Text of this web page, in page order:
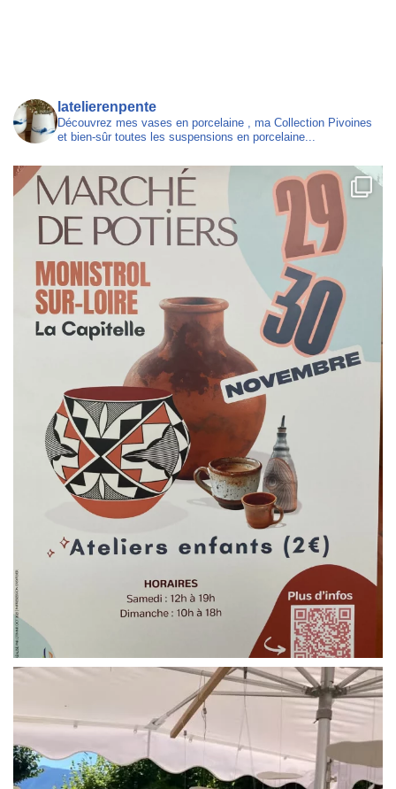
latelierenpente
Découvrez mes vases en porcelaine , ma Collection Pivoines
et bien-sûr toutes les suspensions en porcelaine...